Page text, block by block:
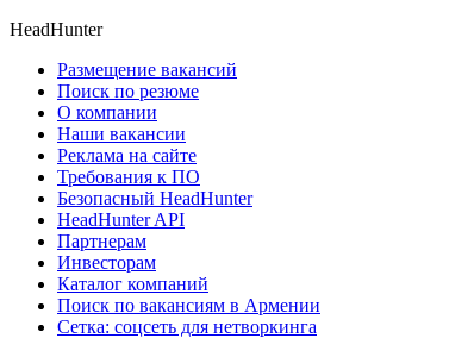
HeadHunter
Размещение вакансий
Поиск по резюме
О компании
Наши вакансии
Реклама на сайте
Требования к ПО
Безопасный HeadHunter
HeadHunter API
Партнерам
Инвесторам
Каталог компаний
Поиск по вакансиям в Армении
Сетка: соцсеть для нетворкинга